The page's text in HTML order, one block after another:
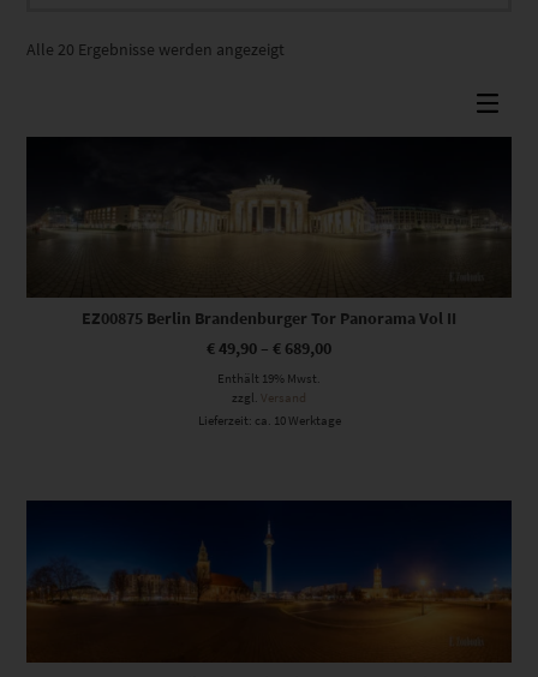
Alle 20 Ergebnisse werden angezeigt
Dieses Produkt weist mehrere Varianten auf. Die Optionen können auf der Produktseite gewählt werden
EZ00875 Berlin Brandenburger Tor Panorama Vol II
€49,90 – € 689,00
Enthält 19% Mwst.
zzgl. Versand
Lieferzeit: ca. 10 Werktage
Dieses Produkt weist mehrere Varianten auf. Die Optionen können auf der Produktseite gewählt werden